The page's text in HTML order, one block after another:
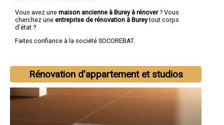
Vous avez une maison ancienne à Burey à rénover? Vous
cherchez une entreprise de rénovation à Bureytout corps
d'état ?
Faites confiance à la société SOCOREBAT.
Rénovation d’appartement et studios